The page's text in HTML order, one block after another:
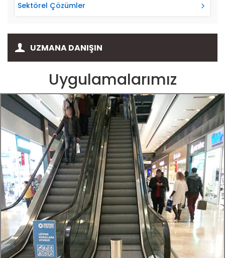
Sektörel Çözümler
UZMANA DANIŞIN
Uygulamalarımız